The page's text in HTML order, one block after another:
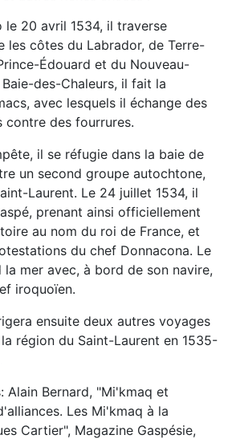
le 20 avril 1534, il traverse
les côtes du Labrador, de Terre-
Édouard et du Nouveau-
des-Chaleurs, il fait la
avec lesquels il échange des
contre des fourrures.
il se réfugie dans la baie de
un second groupe autochtone,
Laurent. Le 24 juillet 1534, il
prenant ainsi officiellement
au nom du roi de France, et
du chef Donnacona. Le
mer avec, à bord de son navire,
iroquoïen.
ensuite deux autres voyages
région du Saint-Laurent en 1535-
Alain Bernard, "Mi'kmaq et
Les Mi'kmaq à la
Cartier", Magazine Gaspésie,